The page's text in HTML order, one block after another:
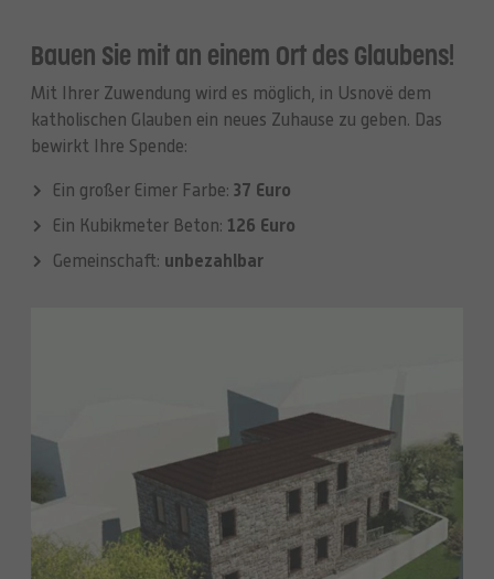
Bauen Sie mit an einem Ort des Glaubens!
Mit Ihrer Zuwendung wird es möglich, in Usnovë dem
katholischen Glauben ein neues Zuhause zu geben. Das
bewirkt Ihre Spende:
Ein großer Eimer Farbe: 37 Euro
Ein Kubikmeter Beton: 126 Euro
Gemeinschaft: unbezahlbar